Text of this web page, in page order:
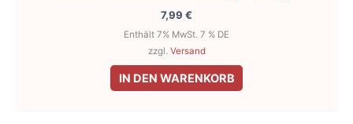
7,99 €
Enthält 7% MwSt. 7 % DE
zzgl. Versand
IN DEN WARENKORB